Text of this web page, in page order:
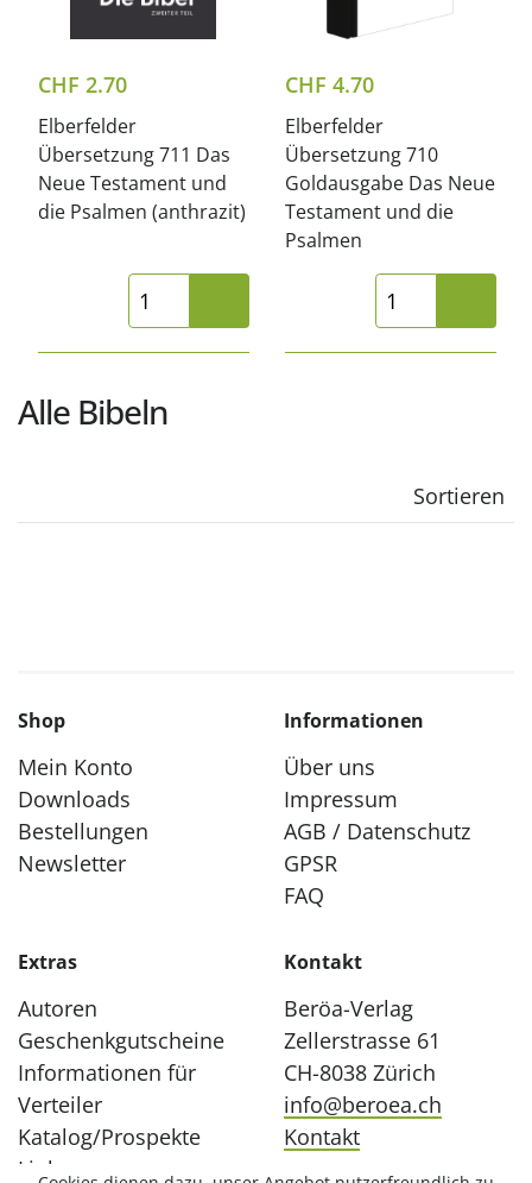
CHF 2.70
Elberfelder
Übersetzung 711 Das
Neue Testament und
die Psalmen (anthrazit)
CHF 4.70
Elberfelder
Übersetzung 710
Goldausgabe Das Neue
Testament und die
Psalmen
Alle Bibeln
Sortieren
Shop
Mein Konto
Downloads
Bestellungen
Newsletter
Informationen
Über uns
Impressum
AGB / Datenschutz
GPSR
FAQ
Extras
Autoren
Geschenkgutscheine
Informationen für
Verteiler
Katalog/Prospekte
Links
Kontakt
Beröa-Verlag
Zellerstrasse 61
CH-8038 Zürich
info@beroea.ch
Kontakt